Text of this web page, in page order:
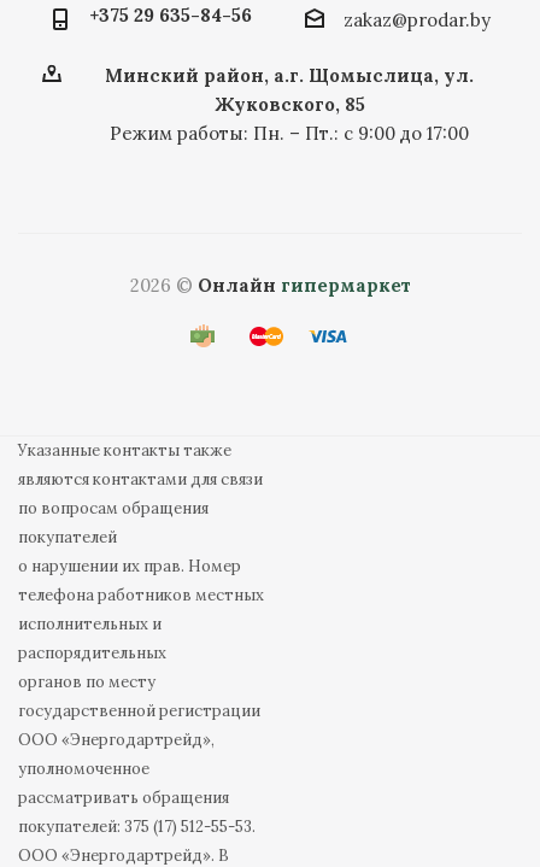
+375 29 635-84-56 zakaz@prodar.by
Минский район, а.г. Щомыслица, ул.
Жуковского, 85
Режим работы: Пн. – Пт.: с 9:00 до 17:00
2026 © Онлайн гипермаркет
Указанные контакты также
являются контактами для связи
по вопросам обращения
покупателей
о нарушении их прав. Номер
телефона работников местных
исполнительных и
распорядительных
органов по месту
государственной регистрации
ООО «Энергодартрейд»,
уполномоченное
рассматривать обращения
покупателей: 375 (17) 512-55-53.
ООО «Энергодартрейд». В